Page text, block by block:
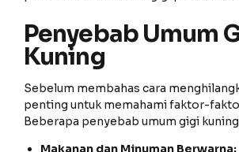
Penyebab Umum
Kuning
Sebelum membahas cara
penting untuk memahami faktor-
Beberapa penyebab umum gigi
Makanan dan Minuman Berwarna: